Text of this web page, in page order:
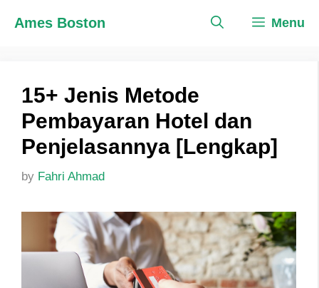
Ames Boston Menu
15+ Jenis Metode
Pembayaran Hotel dan
Penjelasannya [Lengkap]
by Fahri Ahmad